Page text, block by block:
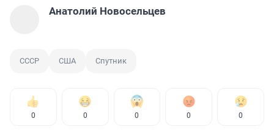
Анатолий Новосельцев
СССР США Спутник
0 0 0 0 0